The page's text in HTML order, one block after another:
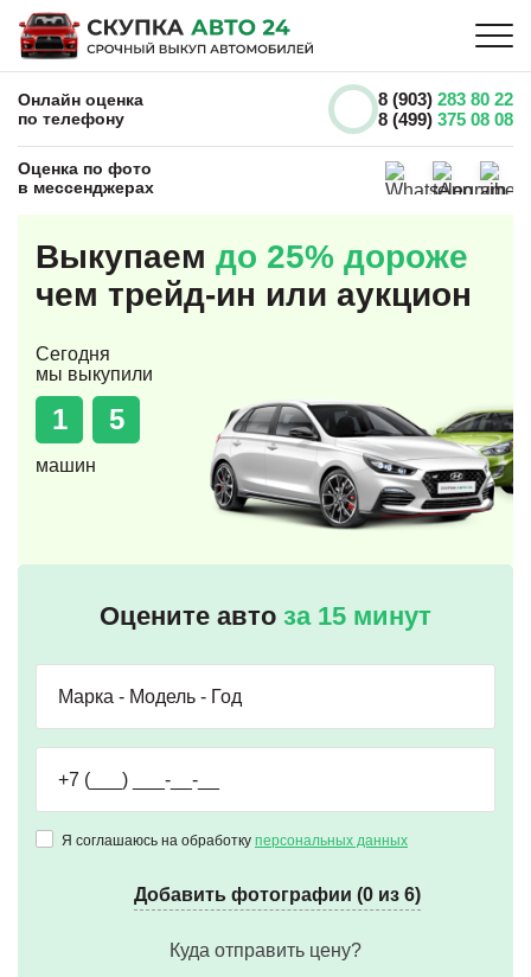
Онлайн оценка
по телефону
8 (903) 283 80 22
8 (499) 375 08 08
Оценка по фото
в мессенджерах
Выкупаем до 25% дороже
чем трейд-ин или аукцион
Сегодня
мы выкупили
1 5
машин
Оцените авто за 15 минут
Я соглашаюсь на обработку персональных данных
Добавить фотографии (0 из 6)
Куда отправить цену?